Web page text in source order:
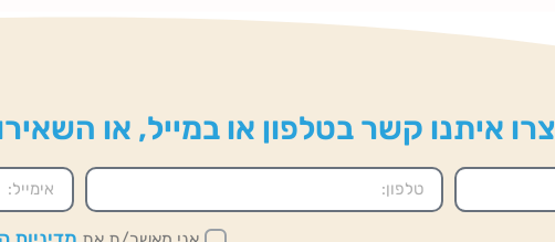
צרו איתנו קשר בטלפון או במייל, או